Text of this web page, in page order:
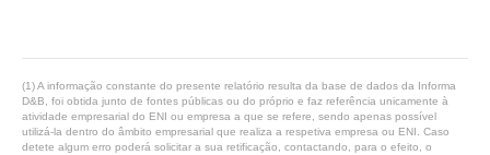
(1) A informação constante do presente relatório resulta da base de dados da Informa
D&B, foi obtida junto de fontes públicas ou do próprio e faz referência unicamente à
atividade empresarial do ENI ou empresa a que se refere, sendo apenas possível
utilizá-la dentro do âmbito empresarial que realiza a respetiva empresa ou ENI. Caso
detete algum erro poderá solicitar a sua retificação, contactando, para o efeito, o